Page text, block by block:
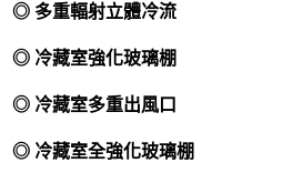
◎ 多重輻射立體冷流
◎ 冷藏室強化玻璃棚
◎ 冷藏室多重出風口
◎ 冷藏室全強化玻璃棚